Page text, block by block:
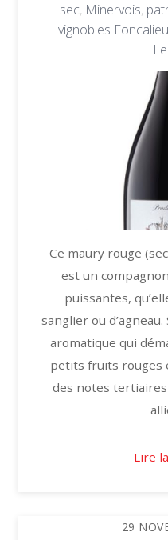
sec, Minervois,
vignobles Foncalieu
Ce maury rouge
est un
puissantes,
sanglier ou
aromatique qui
petits fruits rouges
des notes
Lire
29